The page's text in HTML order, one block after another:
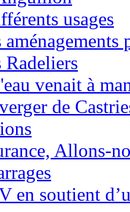
usages
Radeliers
venait à
de
Allons-
en soutient